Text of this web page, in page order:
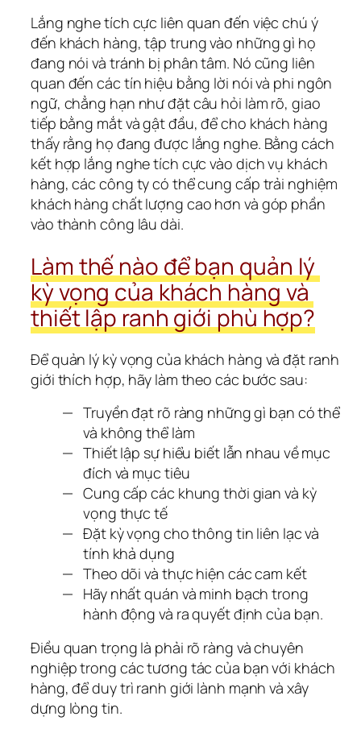
Lắng nghe tích cực liên quan đến việc chú ý
đến khách hàng, tập trung vào những gì họ
đang nói và tránh bị phân tâm. Nó cũng liên
quan đến các tín hiệu bằng lời nói và phi ngôn
ngữ, chẳng hạn như đặt câu hỏi làm rõ, giao
tiếp bằng mắt và gật đầu, để cho khách hàng
thấy rằng họ đang được lắng nghe. Bằng cách
kết hợp lắng nghe tích cực vào dịch vụ khách
hàng, các công ty có thể cung cấp trải nghiệm
khách hàng chất lượng cao hơn và góp phần
vào thành công lâu dài.
Làm thế nào để bạn quản lý
kỳ vọng của khách hàng và
thiết lập ranh giới phù hợp?
Để quản lý kỳ vọng của khách hàng và đặt ranh
giới thích hợp, hãy làm theo các bước sau:
Truyền đạt rõ ràng những gì bạn có thể
và không thể làm
Thiết lập sự hiểu biết lẫn nhau về mục
đích và mục tiêu
Cung cấp các khung thời gian và kỳ
vọng thực tế
Đặt kỳ vọng cho thông tin liên lạc và
tính khả dụng
Theo dõi và thực hiện các cam kết
Hãy nhất quán và minh bạch trong
hành động và ra quyết định của bạn.
Điều quan trọng là phải rõ ràng và chuyên
nghiệp trong các tương tác của bạn với khách
hàng, để duy trì ranh giới lành mạnh và xây
dựng lòng tin.